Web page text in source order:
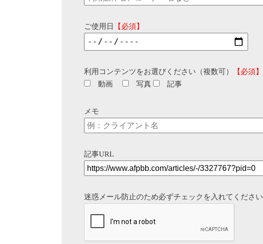
ご使用日 【必須】
利用コンテンツをお選びください（複数可）
【必須】
動画
写真 記事
メモ
記事URL
迷惑メール防止のため必ずチェックを入れてください